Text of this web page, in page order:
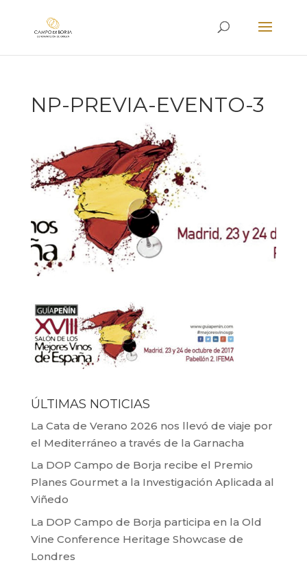
NP-PREVIA-EVENTO-3
ÚLTIMAS NOTICIAS
La Cata de Verano 2026 nos llevó de viaje por
el Mediterráneo a través de la Garnacha
La DOP Campo de Borja recibe el Premio
Planes Gourmet a la Investigación Aplicada al
Viñedo
La DOP Campo de Borja participa en la Old
Vine Conference Heritage Showcase de
Londres